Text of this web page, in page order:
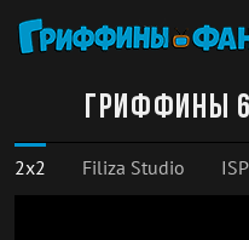
Гриффины 6
2x2 Filiza Studio